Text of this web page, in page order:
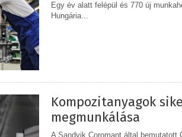
Egy év alatt felépül és 770 új
Hungária...
Kompozitanyagok
megmunkálása
A Sandvik Coromant által bemutatott